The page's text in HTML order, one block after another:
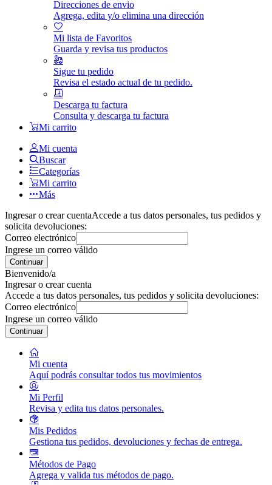
Direcciones de envio
Agrega, edita y/o elimina una dirección
Mi lista de Favoritos
Guarda y revisa tus productos
Sigue tu pedido
Revisa el estado actual de tu pedido.
Descarga tu factura
Consulta y descarga tu factura
Mi carrito
Mi cuenta
Buscar
Categorías
Mi carrito
Más
Ingresar o crear cuentaAccede a tus datos personales, tus pedidos y
solicita devoluciones:
Correo electrónico
Ingrese un correo válido
Continuar
Bienvenido/a
Ingresar o crear cuenta
Accede a tus datos personales, tus pedidos y solicita devoluciones:
Correo electrónico
Ingrese un correo válido
Continuar
Mi cuenta
Aquí podrás consultar todos tus movimientos
Mi Perfil
Revisa y edita tus datos personales.
Mis Pedidos
Gestiona tus pedidos, devoluciones y fechas de entrega.
Métodos de Pago
Agrega y valida tus métodos de pago.